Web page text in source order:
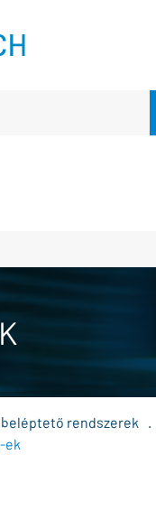
rendszerek
.
ek